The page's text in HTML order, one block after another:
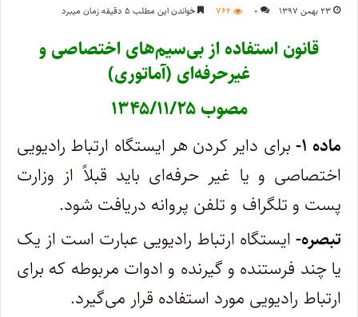
۲۳ بهمن ۱۳۹۷ ۰ ۷۶۲ خواندن این مطلب ۵ دقیقه زمان میبرد
قانون استفاده از بی‌سیم‌های اختصاصی و
غیرحرفه‌ای (آماتوری)
مصوب ۱۳۴۵/۱۱/۲۵
‌ماده ۱-
برای دایر کردن هر ایستگاه ارتباط رادیویی
اختصاصی و یا غیر حرفه‌ای باید قبلاً از وزارت
پست و تلگراف و تلفن پروانه دریافت شود.
‌تبصره- ایستگاه ارتباط رادیویی عبارت است از یک
یا چند فرستنده و گیرنده و ادوات مربوطه که برای
ارتباط رادیویی مورد استفاده قرار می‌گیرد.